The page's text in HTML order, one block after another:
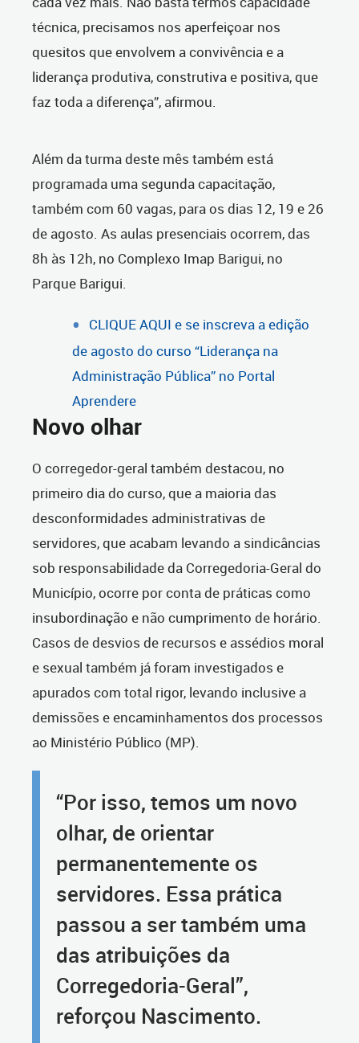
técnica, precisamos nos aperfeiçoar nos
quesitos que envolvem a convivência e a
liderança produtiva, construtiva e positiva, que
faz toda a diferença”, afirmou.
Além da turma deste mês também está
programada uma segunda capacitação,
também com 60 vagas, para os dias 12, 19 e 26
de agosto. As aulas presenciais ocorrem, das
8h às 12h, no Complexo Imap Barigui, no
Parque Barigui.
CLIQUE AQUI e se inscreva a edição
de agosto do curso “Liderança na
Administração Pública” no Portal
Aprendere
Novo olhar
O corregedor-geral também destacou, no
primeiro dia do curso, que a maioria das
desconformidades administrativas de
servidores, que acabam levando a sindicâncias
sob responsabilidade da Corregedoria-Geral do
Município, ocorre por conta de práticas como
insubordinação e não cumprimento de horário.
Casos de desvios de recursos e assédios moral
e sexual também já foram investigados e
apurados com total rigor, levando inclusive a
demissões e encaminhamentos dos processos
ao Ministério Público (MP).
“Por isso, temos um novo
olhar, de orientar
permanentemente os
servidores. Essa prática
passou a ser também uma
das atribuições da
Corregedoria-Geral”,
reforçou Nascimento.